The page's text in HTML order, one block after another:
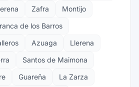
Zafra
Montijo
de los Barros
Azuaga
Llerena
Santos de Maimona
Guareña
La Zarza